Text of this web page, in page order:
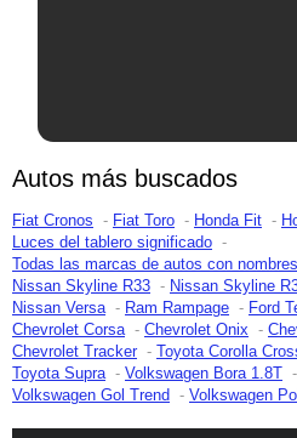
Autos más buscados
Fiat Cronos Fiat Toro Honda Fit
Luces del tablero significado
Todas las marcas de autos con
Nissan Skyline R33
Nissan Skyline
Nissan Versa
Ram Rampage Ford
Chevrolet Corsa
Chevrolet Onix
Chevrolet Tracker
Toyota Corolla
Toyota Supra
Volkswagen Bora 1.8T
Volkswagen Gol Trend
Volkswagen